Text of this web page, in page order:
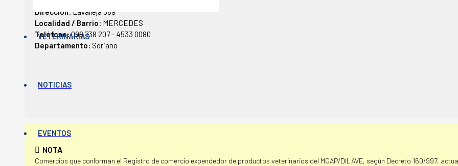
VETERINARIAS
NOTICIAS
EVENTOS
Dirección: Lavalleja 589
Localidad / Barrio: MERCEDES
Teléfono:098 738 207 - 4533 0080
Departamento: Soriano
NOTA
Comercios que conforman el Registro de comercio expendedor de productos veterinarios del MGAP/DILAVE, segùn Decreto 160/997,